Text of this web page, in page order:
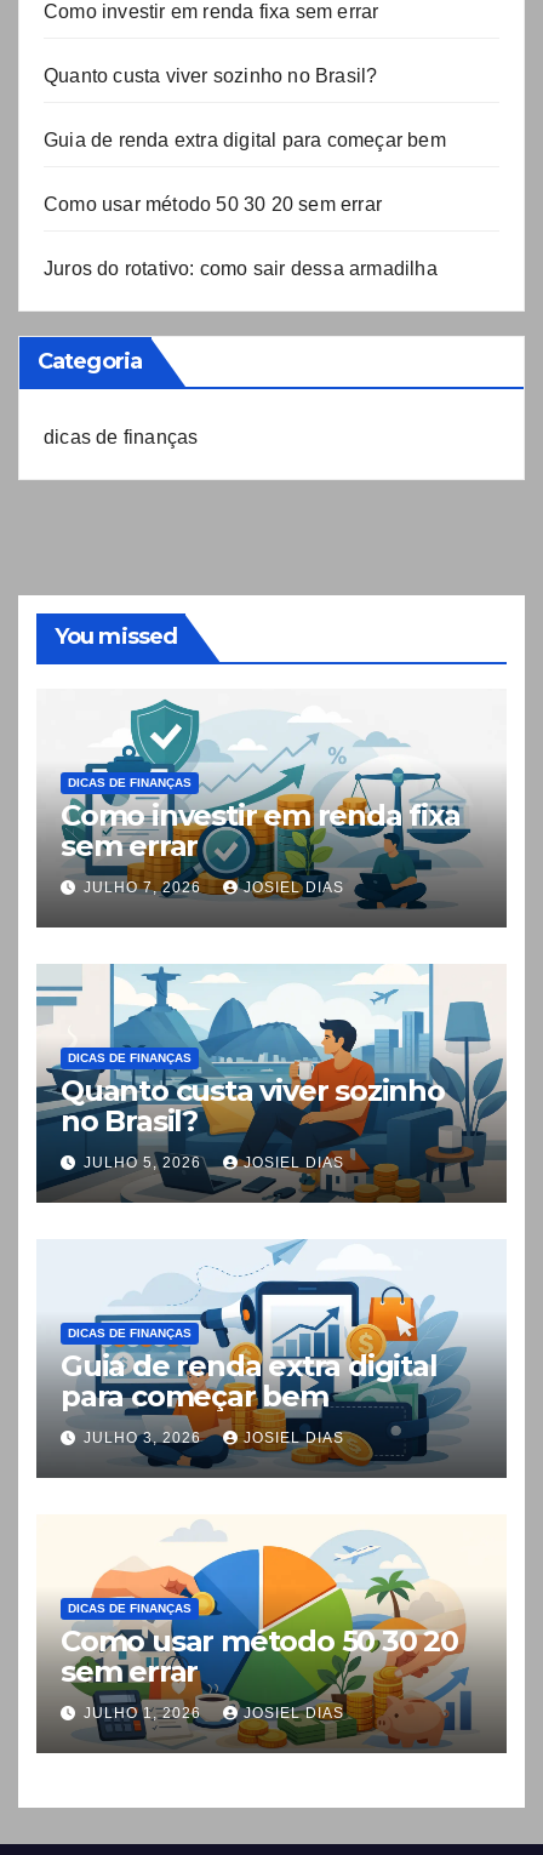
Como investir em renda fixa sem errar
Quanto custa viver sozinho no Brasil?
Guia de renda extra digital para começar bem
Como usar método 50 30 20 sem errar
Juros do rotativo: como sair dessa armadilha
Categoria
dicas de finanças
You missed
DICAS DE FINANÇAS
Como investir em renda fixa
sem errar
JULHO 7, 2026 JOSIEL DIAS
DICAS DE FINANÇAS
Quanto custa viver sozinho
no Brasil?
JULHO 5, 2026 JOSIEL DIAS
DICAS DE FINANÇAS
Guia de renda extra digital
para começar bem
JULHO 3, 2026 JOSIEL DIAS
DICAS DE FINANÇAS
Como usar método 50 30 20
sem errar
JULHO 1, 2026 JOSIEL DIAS